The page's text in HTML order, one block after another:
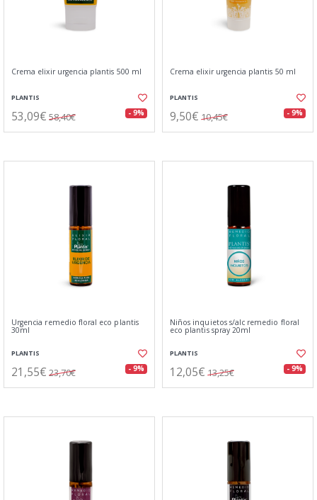
Crema elixir urgencia plantis 500 ml
PLANTIS
53,09€ 58,40€ - 9%
Crema elixir urgencia plantis 50 ml
PLANTIS
9,50€ 10,45€ - 9%
Urgencia remedio floral eco plantis
30ml
PLANTIS
21,55€ 23,70€ - 9%
Niños inquietos s/alc remedio floral
eco plantis spray 20ml
PLANTIS
12,05€ 13,25€ - 9%